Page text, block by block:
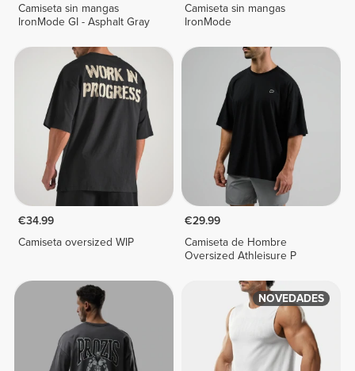
Camiseta sin mangas
IronMode GI - Asphalt Gray
Camiseta sin mangas
IronMode
€34.99
Camiseta oversized WIP
€29.99
Camiseta de Hombre
Oversized Athleisure P
NOVEDADES